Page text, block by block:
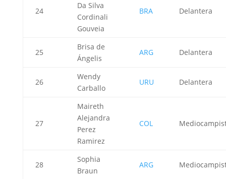
24
Da Silva
Cordinali
Gouveia
BRA Delantera
25
Brisa de
Ángelis
ARG Delantera
26
Wendy
Carballo
URU Delantera
27
Maireth
Alejandra
Perez
Ramirez
COL
28
Sophia
Braun
ARG